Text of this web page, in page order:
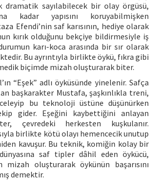
dramatik sayılabilecek bir olay örgüsü,
kadar yapısını koruyabilmişken
Efendi’nin saf karısının, hediye olarak
kırık olduğunu bekçiye bildirmesiyle iş
karı-koca arasında bir sır olarak
Bu ayrıntıyla birlikte öykü, fıkra gibi
biçimde mizah oluşturarak biter.
“Eşek” adlı öyküsünde yinelenir. Safça
başkarakter Mustafa, şaşkınlıkla treni,
bu teknoloji üstüne düşünürken
gider. Eşeğini kaybettiğini anlayan
çevredeki herkesten kuşkulanır.
birlikte kötü olayı hemencecik unutup
kavuşur. Bu teknik, komiğin kolay bir
saf tipler dâhil eden öykücü,
mizah oluşturarak öykünün başarısını
demektir.